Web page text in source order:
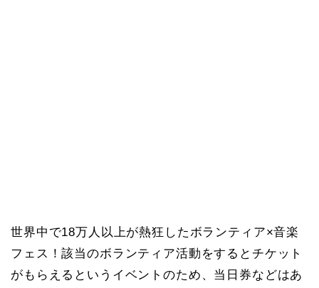
世界中で18万人以上が熱狂したボランティア×音楽
フェス！該当のボランティア活動をするとチケット
がもらえるというイベントのため、当日券などはあ